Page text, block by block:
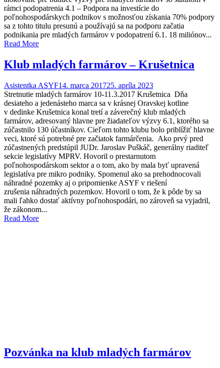
rámci podopatrenia 4.1 – Podpora na investície do
poľnohospodárskych podnikov s možnosťou získania 70% podpory
sa z tohto titulu presunú a používajú sa na podporu začatia
podnikania pre mladých farmárov v podopatrení 6.1. 18 miliónov...
Read More
Klub mladých farmárov – Krušetnica
Asistentka ASYF14. marca 201725. apríla 2023
Stretnutie mladých farmárov 10-11.3.2017 Krušetnica Dňa
desiateho a jedenásteho marca sa v krásnej Oravskej kotline
v dedinke Krušetnica konal tretí a záverečný klub mladých
farmárov, adresovaný hlavne pre žiadateľov výzvy 6.1, ktorého sa
zúčastnilo 130 účastníkov. Cieľom tohto klubu bolo priblížiť hlavne
veci, ktoré sú potrebné pre začiatok farmárčenia. Ako prvý pred
zúčastnených predstúpil JUDr. Jaroslav Puškáč, generálny riaditeľ
sekcie legislatívy MPRV. Hovoril o prestarnutom
poľnohospodárskom sektor a o tom, ako by mala byť upravená
legislatíva pre mikro podniky. Spomenul ako sa prehodnocovali
náhradné pozemky aj o pripomienke ASYF v riešení
zrušenia náhradných pozemkov. Hovoril o tom, že k pôde by sa
mali ľahko dostať aktívny poľnohospodári, no zároveň sa vyjadril,
že zákonom...
Read More
Pozvánka na klub mladých farmárov